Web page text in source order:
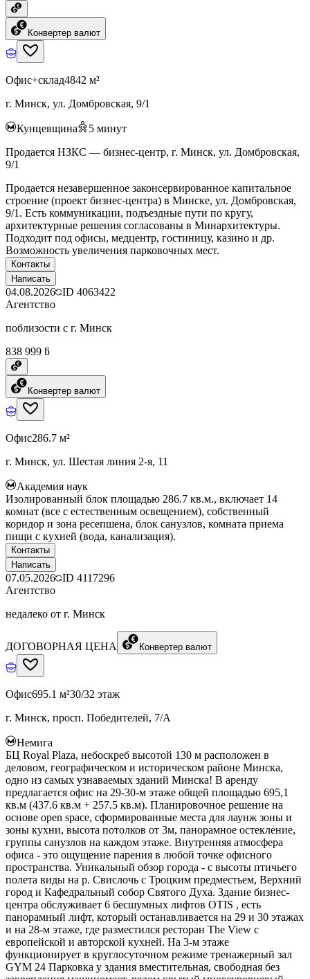
Конвертер валют
Офис+склад4842 м²
г. Минск, ул. Домбровская, 9/1
Кунцевщина 5 минут
Продается НЗКС — бизнес-центр, г. Минск, ул. Домбровская,
9/1
Продается незавершенное законсервированное капитальное
строение (проект бизнес-центра) в Минске, ул. Домбровская,
9/1. Есть коммуникации, подъездные пути по кругу,
архитектурные решения согласованы в Минархитектуры.
Подходит под офисы, медцентр, гостиницу, казино и др.
Возможность увеличения парковочных мест.
Контакты
Написать
04.08.2026 ID 4063422
Агентство
поблизости с г. Минск
838 999 ƃ
Конвертер валют
Офис286.7 м²
г. Минск, ул. Шестая линия 2-я, 11
Академия наук
Изолированный блок площадью 286.7 кв.м., включает 14
комнат (все с естественным освещением), собственный
коридор и зона ресепшена, блок санузлов, комната приема
пищи с кухней (вода, канализация).
Контакты
Написать
07.05.2026 ID 4117296
Агентство
недалеко от г. Минск
ДОГОВОРНАЯ ЦЕНА Конвертер валют
Офис695.1 м²30/32 этаж
г. Минск, просп. Победителей, 7/А
Немига
БЦ Royal Plaza, небоскреб высотой 130 м расположен в
деловом, географическом и историческом районе Минска,
одно из самых узнаваемых зданий Минска! В аренду
предлагается офис на 29-30-м этаже общей площадью 695,1
кв.м (437.6 кв.м + 257.5 кв.м). Планировочное решение на
основе open space, сформированные места для лаунж зоны и
зоны кухни, высота потолков от 3м, панорамное остекление,
группы санузлов на каждом этаже. Внутренняя атмосфера
офиса - это ощущение парения в любой точке офисного
пространства. Уникальный обзор города - с высоты птичьего
полета виды на р. Свислочь с Троцким предместьем, Верхний
город и Кафедральный собор Святого Духа. Здание бизнес-
центра обслуживает 6 бесшумных лифтов OTIS , есть
панорамный лифт, который останавливается на 29 и 30 этажах
и на 28-м этаже, где разместился ресторан The View с
европейской и авторской кухней. На 3-м этаже
функционирует в круглосуточном режиме тренажерный зал
GYM 24 Парковка у здания вместительная, свободная без